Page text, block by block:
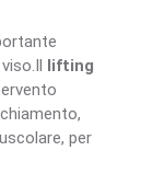
lifting
per